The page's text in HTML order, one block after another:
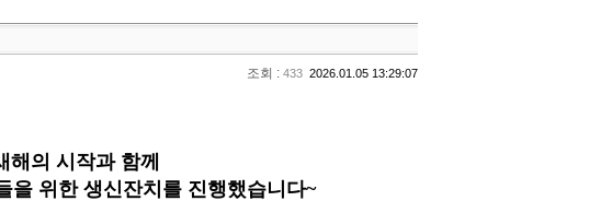
조회 : 433 2026.01.05 13:29:07
해의 시작과 함께
을 위한 생신잔치를 진행했습니다~